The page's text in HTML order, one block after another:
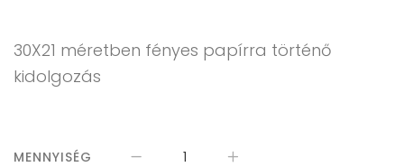
30X21 méretben fényes papírra történő
kidolgozás
MENNYISÉG